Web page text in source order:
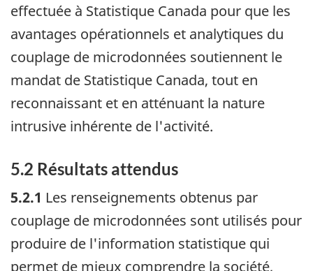
effectuée à Statistique Canada pour que les
avantages opérationnels et analytiques du
couplage de microdonnées soutiennent le
mandat de Statistique Canada, tout en
reconnaissant et en atténuant la nature
intrusive inhérente de l'activité.
5.2 Résultats attendus
5.2.1 Les renseignements obtenus par
couplage de microdonnées sont utilisés pour
produire de l'information statistique qui
permet de mieux comprendre la société,